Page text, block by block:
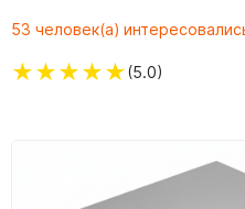
53 человек(а)
★★★★★(5.0)